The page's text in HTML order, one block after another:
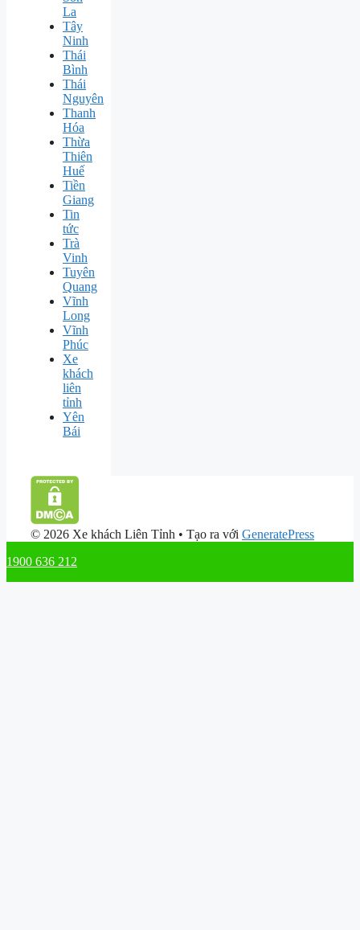
La
Tây
Ninh
Thái
Bình
Thái
Nguyên
Thanh
Hóa
Thừa
Thiên
Huế
Tiền
Giang
Tin
tức
Trà
Vinh
Tuyên
Quang
Vĩnh
Long
Vĩnh
Phúc
Xe
khách
liên
tỉnh
Yên
Bái
© 2026 Xe khách Liên Tỉnh • Tạo ra với GeneratePress
1900 636 212